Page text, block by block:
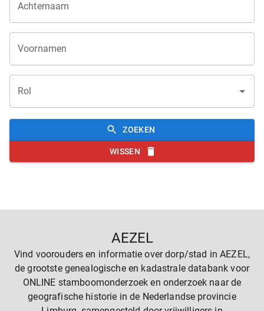
Achternaam
Voornamen
Rol
ZOEKEN
WISSEN
AEZEL
Vind voorouders en informatie over dorp/stad in AEZEL,
de grootste genealogische en kadastrale databank voor
ONLINE stamboomonderzoek en onderzoek naar de
geografische historie in de Nederlandse provincie